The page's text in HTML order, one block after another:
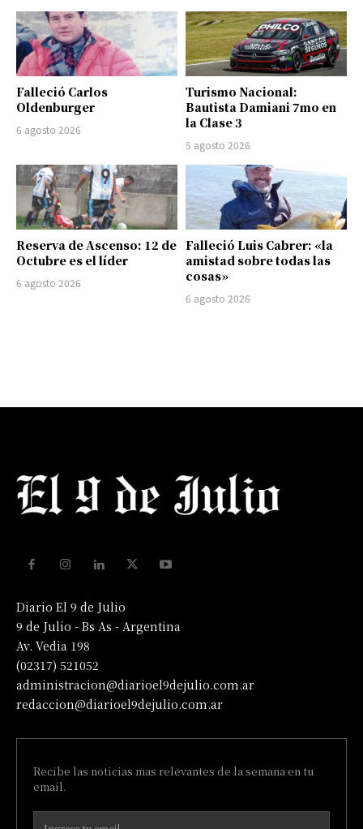
Falleció Carlos
Oldenburger
6 agosto 2026
Turismo Nacional:
Bautista Damiani 7mo en
la Clase 3
5 agosto 2026
Reserva de Ascenso: 12 de
Octubre es el líder
6 agosto 2026
Falleció Luis Cabrer: «la
amistad sobre todas las
cosas»
6 agosto 2026
Diario El 9 de Julio
9 de Julio - Bs As - Argentina
Av. Vedia 198
(02317) 521052
administracion@diarioel9dejulio.com.ar
redaccion@diarioel9dejulio.com.ar
Recibe las noticias mas relevantes de la semana en tu
email.